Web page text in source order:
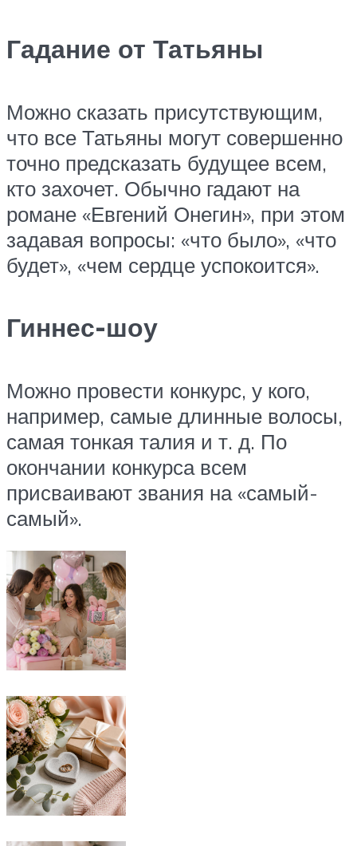
Гадание от Татьяны
Можно сказать присутствующим,
что все Татьяны могут совершенно
точно предсказать будущее всем,
кто захочет. Обычно гадают на
романе «Евгений Онегин», при этом
задавая вопросы: «что было», «что
будет», «чем сердце успокоится».
Гиннес-шоу
Можно провести конкурс, у кого,
например, самые длинные волосы,
самая тонкая талия и т. д. По
окончании конкурса всем
присваивают звания на «самый-
самый».